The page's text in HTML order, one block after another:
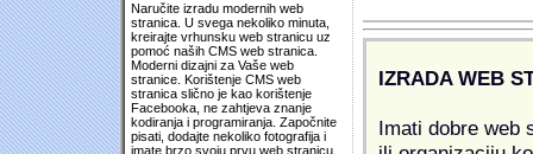
Naručite izradu modernih web
stranica. U svega nekoliko minuta,
kreirajte vrhunsku web stranicu uz
pomoć naših CMS web stranica.
Moderni dizajni za Vaše web
stranice. Korištenje CMS web
stranica slično je kao korištenje
Facebooka, ne zahtjeva znanje
kodiranja i programiranja. Započnite
pisati, dodajte nekoliko fotografija i
imate brzo svoju prvu web stranicu.
IZRADA WEB
Imati dobre web